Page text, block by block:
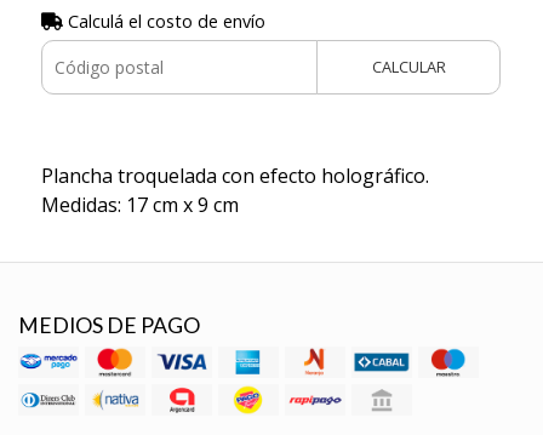
Calculá el costo de envío
CALCULAR
Plancha troquelada con efecto holográfico.
Medidas: 17 cm x 9 cm
MEDIOS DE PAGO